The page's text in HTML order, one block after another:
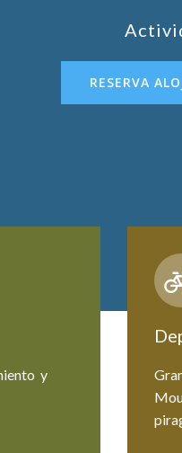
RESERVA
y